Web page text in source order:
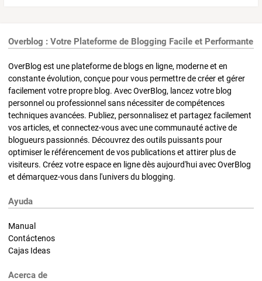
Overblog : Votre Plateforme de Blogging Facile et Performante
OverBlog est une plateforme de blogs en ligne, moderne et en
constante évolution, conçue pour vous permettre de créer et gérer
facilement votre propre blog. Avec OverBlog, lancez votre blog
personnel ou professionnel sans nécessiter de compétences
techniques avancées. Publiez, personnalisez et partagez facilement
vos articles, et connectez-vous avec une communauté active de
blogueurs passionnés. Découvrez des outils puissants pour
optimiser le référencement de vos publications et attirer plus de
visiteurs. Créez votre espace en ligne dès aujourd'hui avec OverBlog
et démarquez-vous dans l'univers du blogging.
Ayuda
Manual
Contáctenos
Cajas Ideas
Acerca de